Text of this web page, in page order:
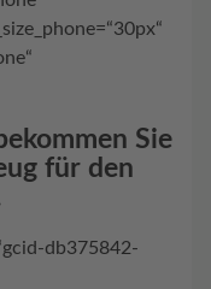
Sie
für den
db375842-